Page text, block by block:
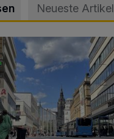
Neueste Artikel
Skandal